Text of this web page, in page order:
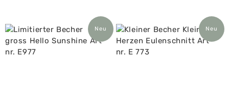
Neu Neu